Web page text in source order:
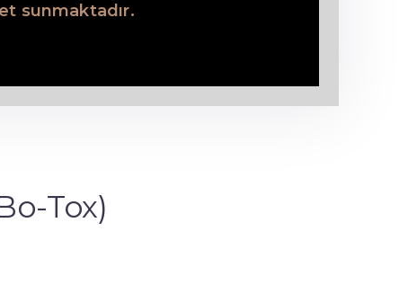
sunmaktadır.
Tox)